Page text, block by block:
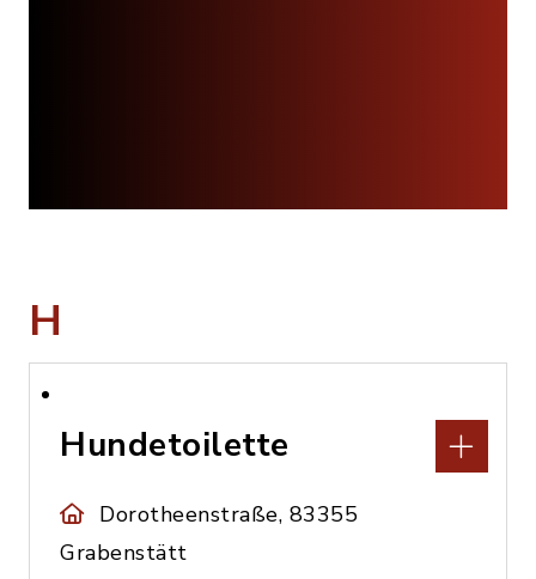
H
Hundetoilette
Dorotheenstraße, 83355
Grabenstätt